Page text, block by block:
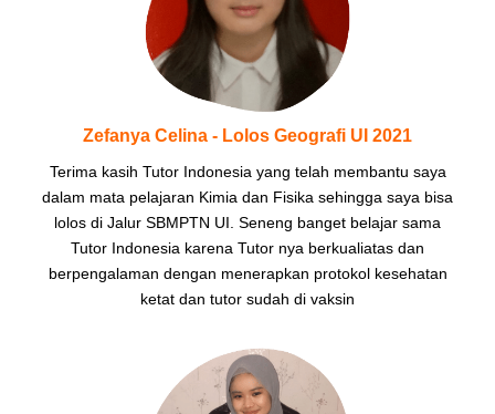
Zefanya Celina - Lolos Geografi UI 2021
Terima kasih Tutor Indonesia yang telah membantu saya
dalam mata pelajaran Kimia dan Fisika sehingga saya bisa
lolos di Jalur SBMPTN UI. Seneng banget belajar sama
Tutor Indonesia karena Tutor nya berkualiatas dan
berpengalaman dengan menerapkan protokol kesehatan
ketat dan tutor sudah di vaksin